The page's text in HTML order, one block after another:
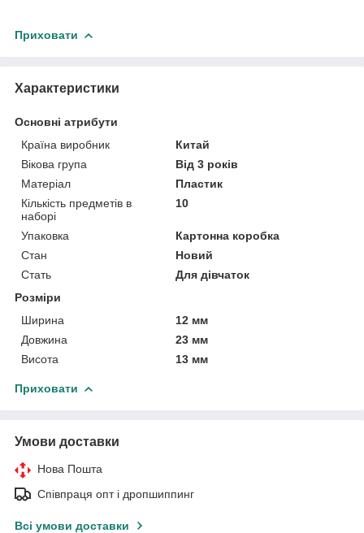
Приховати
Характеристики
Основні атрибути
Країна виробник
Китай
Вікова група
Від 3 років
Матеріал
Пластик
Кількість предметів в
наборі
10
Упаковка
Картонна коробка
Стан
Новий
Стать
Для дівчаток
Розміри
Ширина
12 мм
Довжина
23 мм
Висота
13 мм
Приховати
Умови доставки
Нова Пошта
Співпраця опт і дропшиппинг
Всі умови доставки